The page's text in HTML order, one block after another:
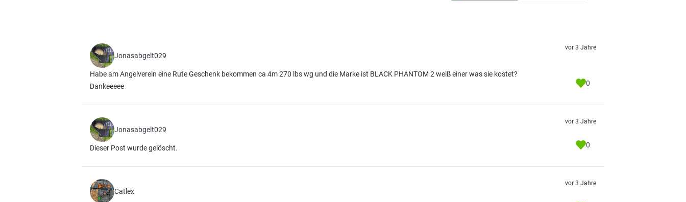
Jonasabgelt029
Habe am Angelverein eine Rute Geschenk bekommen ca 4m 270 lbs wg und die Marke ist BLACK PHANTOM 2 weiß einer was sie kostet?
Dankeeeee
vor 3 Jahre
0
Jonasabgelt029
Dieser Post wurde gelöscht.
vor 3 Jahre
0
Catlex
vor 3 Jahre